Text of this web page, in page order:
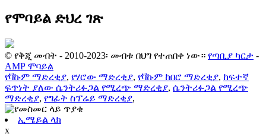
የሞባይል ድህረ ገጽ
© የቅጂ መብት - 2010-2023፡ መብቱ በህግ የተጠበቀ ነው። የጣቢያ ካርታ -
AMP ሞባይል
የቫኩም ማድረቂያ, የሃሮው ማድረቂያ, የቫኩም ከበሮ ማድረቂያ, ከፍተኛ
ፍጥነት ያለው ሴንትሪፉጋል የሚረጭ ማድረቂያ, ሴንትሪፉጋል የሚረጭ
ማድረቂያ, የግፊት ስፕሬይ ማድረቂያ,
ኢሜይል ላክ
x